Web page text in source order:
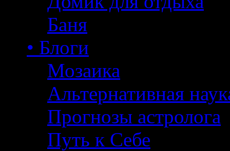
Баня
• Блоги
Мозаика
Альтернативная
Прогнозы астролога
Путь к Себе